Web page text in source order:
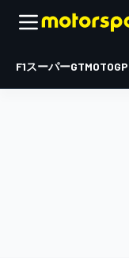
F1スーパーGTMOTOGP